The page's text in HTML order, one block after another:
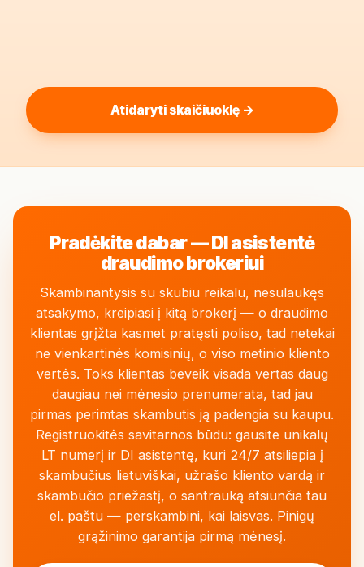
Atidaryti skaičiuoklę →
Pradėkite dabar — DI asistentė
draudimo brokeriui
Skambinantysis su skubiu reikalu, nesulaukęs
atsakymo, kreipiasi į kitą brokerį — o draudimo
klientas grįžta kasmet pratęsti poliso, tad netekai
ne vienkartinės komisinių, o viso metinio kliento
vertės. Toks klientas beveik visada vertas daug
daugiau nei mėnesio prenumerata, tad jau
pirmas perimtas skambutis ją padengia su kaupu.
Registruokitės savitarnos būdu: gausite unikalų
LT numerį ir DI asistentę, kuri 24/7 atsiliepia į
skambučius lietuviškai, užrašo kliento vardą ir
skambučio priežastį, o santrauką atsiunčia tau
el. paštu — perskambini, kai laisvas. Pinigų
grąžinimo garantija pirmą mėnesį.